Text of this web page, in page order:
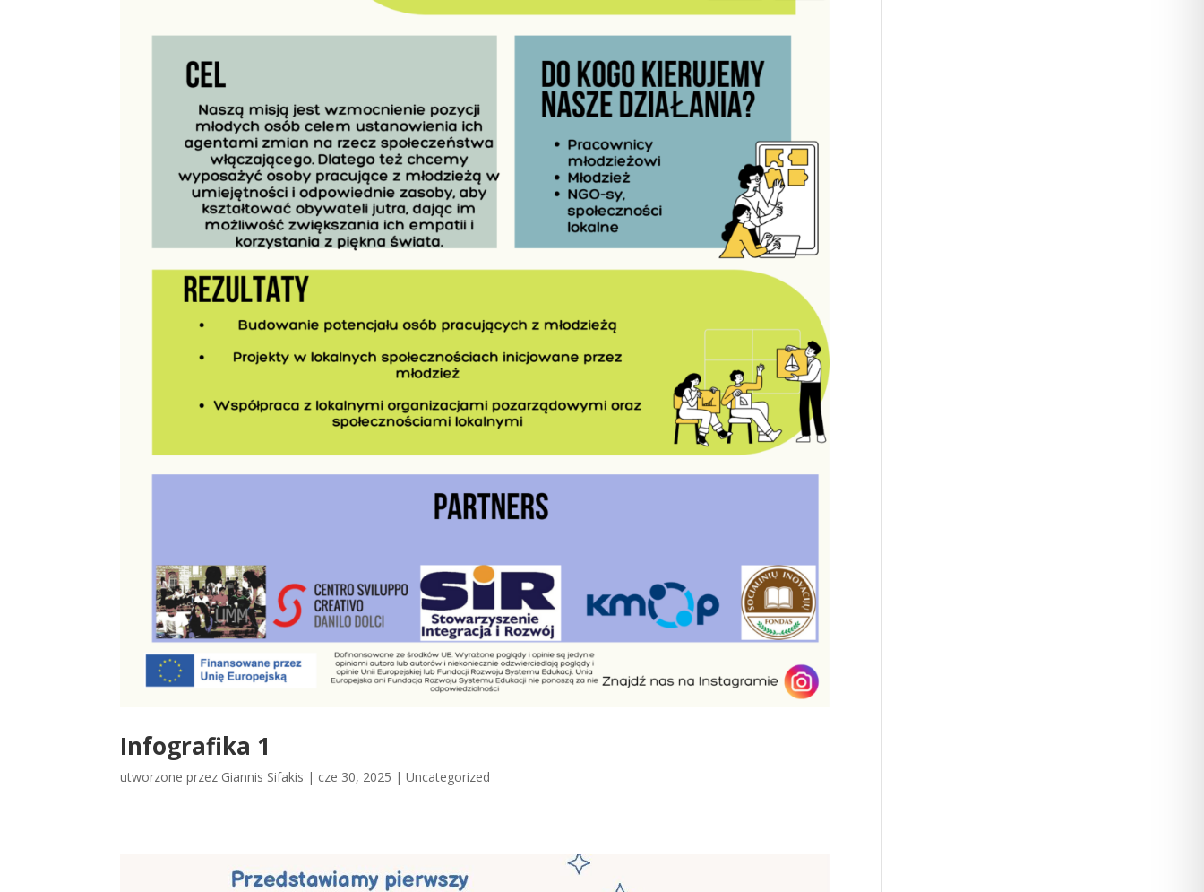
Infografika 1
utworzone przez Giannis Sifakis | cze 30, 2025 |Uncategorized